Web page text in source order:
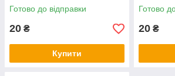
Готово до відправки
20 ₴
Купити
Готово
20 ₴